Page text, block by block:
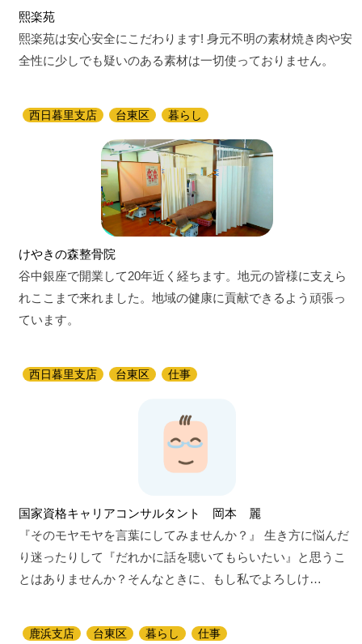
熙楽苑
熙楽苑は安心安全にこだわります! 身元不明の素材焼き肉や安
全性に少しでも疑いのある素材は一切使っておりません。
西日暮里支店 台東区 暮らし
けやきの森整骨院
谷中銀座で開業して20年近く経ちます。地元の皆様に支えら
れここまで来れました。地域の健康に貢献できるよう頑張っ
ています。
西日暮里支店 台東区 仕事
国家資格キャリアコンサルタント 岡本 麗
『そのモヤモヤを言葉にしてみませんか？』 生き方に悩んだ
り迷ったりして『だれかに話を聴いてもらいたい』と思うこ
とはありませんか？そんなときに、もし私でよろしけ…
鹿浜支店 台東区 暮らし 仕事